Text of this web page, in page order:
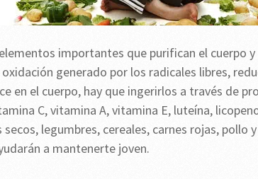
importantes que purifican el cuerpo
generado por los radicales libres,
en el cuerpo, hay que ingerirlos a través de
C, vitamina A, vitamina E, luteína,
legumbres, cereales, carnes rojas, pollo
a mantenerte joven.